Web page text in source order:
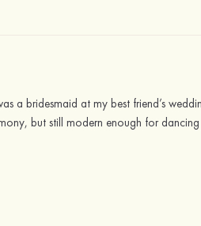
a bridesmaid at my best friend’s
but still modern enough for